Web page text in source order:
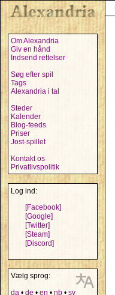
Om Alexandria
Giv en hånd
Indsend rettelser
Søg efter spil
Tags
Alexandria i tal
Steder
Kalender
Blog-feeds
Priser
Jost-spillet
Kontakt os
Privatlivspolitik
Log ind:
[Facebook]
[Google]
[Twitter]
[Steam]
[Discord]
Vælg sprog:
da • de • en • nb • sv